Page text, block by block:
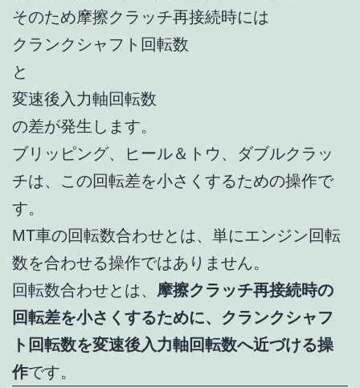
そのため摩擦クラッチ再接続時には
クランクシャフト回転数
と
変速後入力軸回転数
の差が発生します。
ブリッピング、ヒール＆トウ、ダブルクラッ
チは、この回転差を小さくするための操作で
す。
MT車の回転数合わせとは、単にエンジン回転
数を合わせる操作ではありません。
回転数合わせとは、 摩擦クラッチ再接続時の
回転差を小さくするために、クランクシャフ
ト回転数を変速後入力軸回転数へ近づける操
作です。